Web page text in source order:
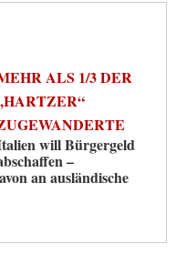
ALS 1/3 DER
will Bürgergeld
–
an ausländische